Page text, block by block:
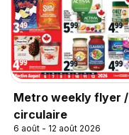
Metro weekly flyer /
circulaire
6 août - 12 août 2026